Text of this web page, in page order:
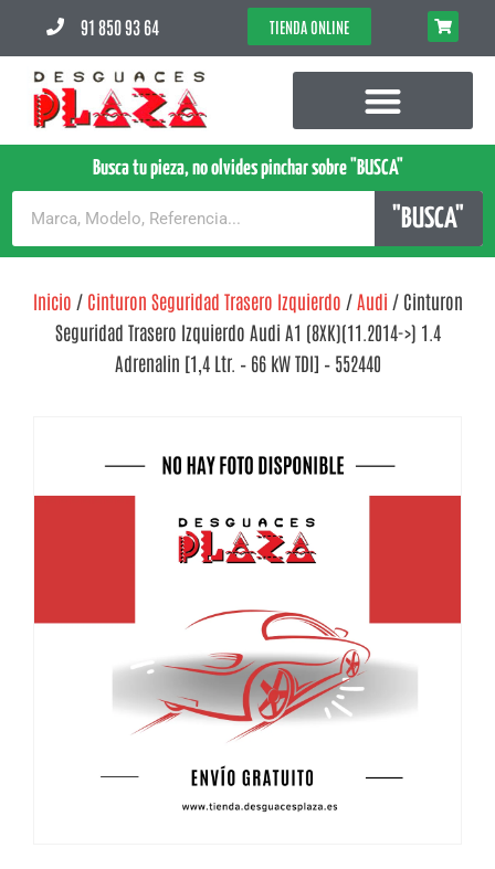
91 850 93 64 TIENDA ONLINE
Busca tu pieza, no olvides pinchar sobre "BUSCA"
"BUSCA"
Inicio / Cinturon Seguridad Trasero Izquierdo / Audi / Cinturon
Seguridad Trasero Izquierdo Audi A1 (8XK)(11.2014->) 1.4
Adrenalin [1,4 Ltr. – 66 kW TDI] – 552440